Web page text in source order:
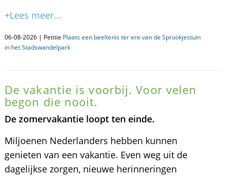
+Lees meer...
06-08-2026 | Petitie Plaats een beeltenis ter ere van de Sprookjestuin
in het Stadswandelpark
De vakantie is voorbij. Voor velen
begon die nooit.
De zomervakantie loopt ten einde.
Miljoenen Nederlanders hebben kunnen
genieten van een vakantie. Even weg uit de
dagelijkse zorgen, nieuwe herinneringen